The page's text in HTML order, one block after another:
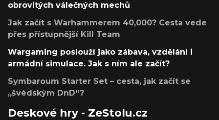
obrovitých válečných mechů
Jak začít s Warhammerem 40,000? Cesta vede
přes přístupnější Kill Team
Wargaming poslouží jako zábava, vzdělání i
armádní simulace. Jak s ním ale začít?
Symbaroum Starter Set – cesta, jak začít se
„švédským DnD“?
Deskové hry - ZeStolu.cz